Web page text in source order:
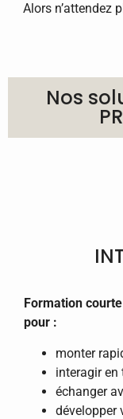
Alors n’attendez
Nos
Formation
pour :
monter
interagir en
échanger
développer